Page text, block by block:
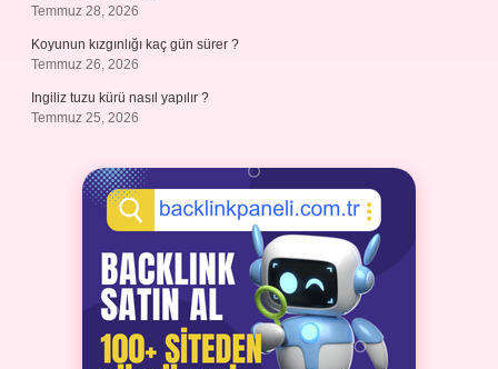
Temmuz 28, 2026
Koyunun kızgınlığı kaç gün sürer ?
Temmuz 26, 2026
Ingiliz tuzu kürü nasıl yapılır ?
Temmuz 25, 2026